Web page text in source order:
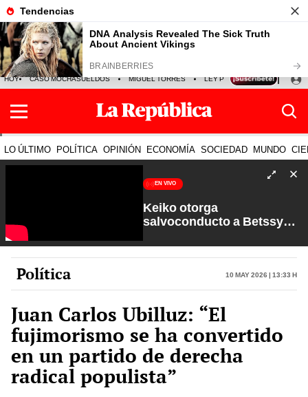
HOY CASO MOCHASUELDOS MIGUEL TORRES LEY PULPÍN PRECIO DEL
LO ÚLTIMO POLÍTICA OPINIÓN ECONOMÍA SOCIEDAD MUNDO
EN VIVO
Keiko otorga
salvoconducto a Betssy
Petroperú | Sin Guion con
Rosa María Palacios
Política 10 May 2026 | 13:33 h
Juan Carlos Ubilluz: “El
fujimorismo se ha convertido
en un partido de derecha
radical populista”